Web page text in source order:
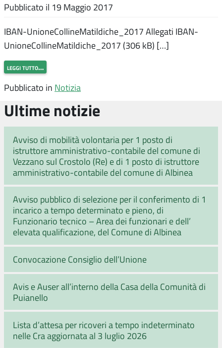
Pubblicato il 19 Maggio 2017
IBAN-UnioneCollineMatildiche_2017 Allegati IBAN-
UnioneCollineMatildiche_2017 (306 kB) […]
leggi tutto…
Pubblicato in Notizia
Ultime notizie
Avviso di mobilità volontaria per 1 posto di
istruttore amministrativo-contabile del comune di
Vezzano sul Crostolo (Re) e di 1 posto di istruttore
amministrativo-contabile del comune di Albinea
Avviso pubblico di selezione per il conferimento di 1
incarico a tempo determinato e pieno, di
Funzionario tecnico – Area dei funzionari e dell’
elevata qualificazione, del Comune di Albinea
Convocazione Consiglio dell’Unione
Avis e Auser all’interno della Casa della Comunità di
Puianello
Lista d’attesa per ricoveri a tempo indeterminato
nelle Cra aggiornata al 3 luglio 2026